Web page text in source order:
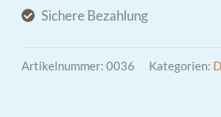
Sichere Bezahlung
Artikelnummer: 0036 Kategorien: